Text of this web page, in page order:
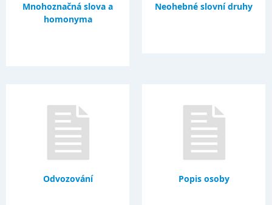
Mnohoznačná slova a
homonyma
Neohebné slovní druhy
Odvozování Popis osoby